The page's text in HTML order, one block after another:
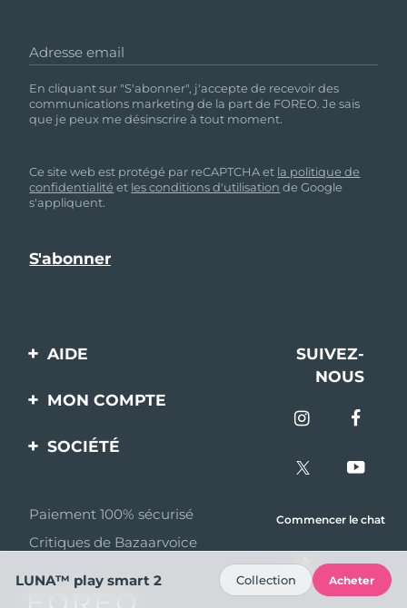
Adresse email
En cliquant sur "S'abonner", j'accepte de recevoir des
communications marketing de la part de FOREO. Je sais
que je peux me désinscrire à tout moment.
Ce site web est protégé par reCAPTCHA et la politique de
confidentialité et les conditions d'utilisation de Google
s'appliquent.
AIDE
Contactez-nous
livraisons
Questions et réponses
Informations sur la
SUIVEZ-
NOUS
MON COMPTE
Enregistrement produit
SOCIÉTÉ
Programme d’affiliation
Nouvelles d'affiliation
MYSA
Paiement 100% sécurisé
Critiques de Bazaarvoice
Commencer le chat
LUNA™ play smart 2 Collection Acheter